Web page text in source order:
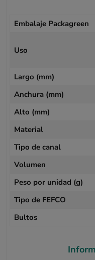
Embalaje Packagreen
Uso
Largo (mm)
Anchura (mm)
Alto (mm)
Material
Tipo de canal
Volumen
Peso por unidad (g)
Tipo de FEFCO
Bultos